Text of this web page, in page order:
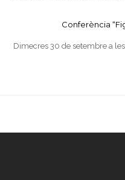
Conferència
Dimecres 30 de setembre a